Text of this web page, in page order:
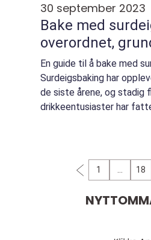
30 september 2023
Bake med
overordnet,
En guide til å bake med
Surdeigsbaking har
de siste årene, og stadig
drikkeentusiaster har
1 18